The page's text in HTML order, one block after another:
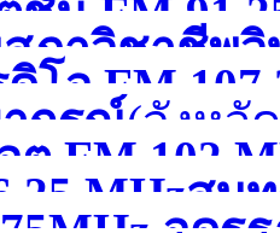
นี )
ชั่น
ภาวิชาชีพวิ
งหวัดชลบุรี )
ดิโอ FM
กรณ์(จังหวั
ต FM 102
MHzสมุ